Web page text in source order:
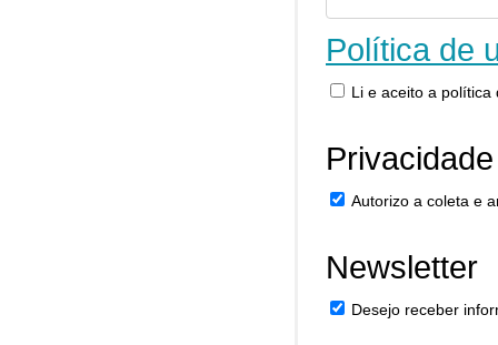
Política de
Li e aceito a política
Autorizo a coleta e
Newsletter
Desejo receber